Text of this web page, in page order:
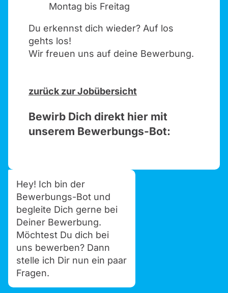
Montag bis Freitag
Du erkennst dich wieder? Auf los
gehts los!
Wir freuen uns auf deine Bewerbung.
zurück zur Jobübersicht
Bewirb Dich direkt hier mit
unserem Bewerbungs-Bot:
Hey! Ich bin der
Bewerbungs-Bot und
begleite Dich gerne bei
Deiner Bewerbung.
Möchtest Du dich bei
uns bewerben? Dann
stelle ich Dir nun ein paar
Fragen.